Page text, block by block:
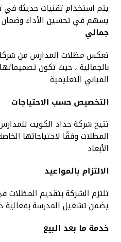
يتم استخدام تقنيات حديثة في
يسهم في تحسين الأداء وضمان
جمالي
تعكس مظلات المدارس من شركة
بالجمالية ، حيث تكون
المباني التعليمية
التخصيص حسب الاحتياجات
تتيح شركة حداد الكويت
المظلات وفقًا لاحتياجاتها
الأبعاد
الالتزام بالمواعيد
تلتزم الشركة بتقديم المظلات
يضمن تشغيل المدرسة بفعالية
خدمة ما بعد البيع